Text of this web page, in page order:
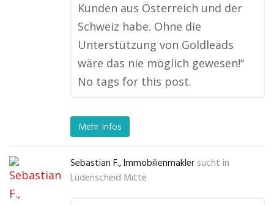
Kunden aus Österreich und der
Schweiz habe. Ohne die
Unterstützung von Goldleads
wäre das nie möglich gewesen!“
No tags for this post.
Mehr Infos
Sebastian F., Immobilienmakler sucht in
Lüdenscheid Mitte